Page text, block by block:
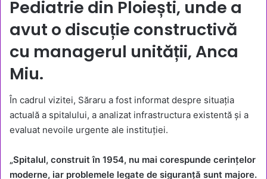
Pediatrie din Ploiești, unde a
avut o discuție constructivă
cu managerul unității, Anca
Miu.
În cadrul vizitei, Săraru a fost informat despre situația
actuală a spitalului, a analizat infrastructura existentă și a
evaluat nevoile urgente ale instituției.
„Spitalul, construit în 1954, nu mai corespunde cerințelor
moderne, iar problemele legate de siguranță sunt majore.